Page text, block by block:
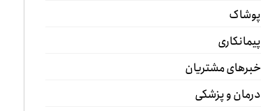
پوشاک
پیمانکاری
خبرهای مشتریان
درمان و پزشکی